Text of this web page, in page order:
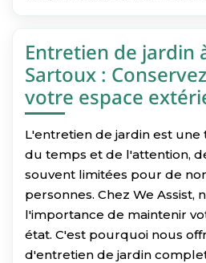
Entretien de jardin
Sartoux :
votre espace
L'entretien de jardin est
du temps et de l'attention,
souvent limitées pour de
personnes. Chez We Assist,
l'importance de maintenir
état. C'est pourquoi nous
d'entretien de jardin